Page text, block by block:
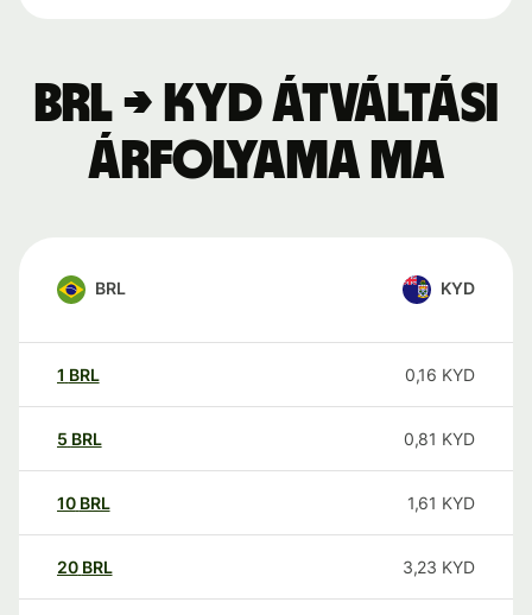
BRL → KYD átváltási
árfolyama ma
BRL KYD
1 BRL 0,16 KYD
5 BRL 0,81 KYD
10 BRL 1,61 KYD
20 BRL 3,23 KYD